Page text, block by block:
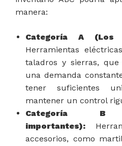
manera:
Categoría A (Los
Herramientas
taladros y sierras,
una demanda
tener suficientes
mantener un control
Categoría B
importantes):
accesorios, como